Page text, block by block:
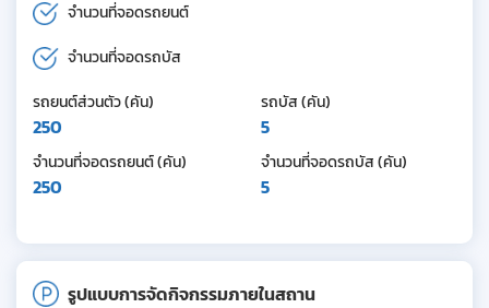
จำนวนที่จอดรถยนต์
จำนวนที่จอดรถบัส
รถยนต์ส่วนตัว (คัน)
250
รถบัส (คัน)
5
จำนวนที่จอดรถยนต์ (คัน)
250
จำนวนที่จอดรถบัส (คัน)
5
รูปแบบการจัดกิจกรรมภายในสถาน